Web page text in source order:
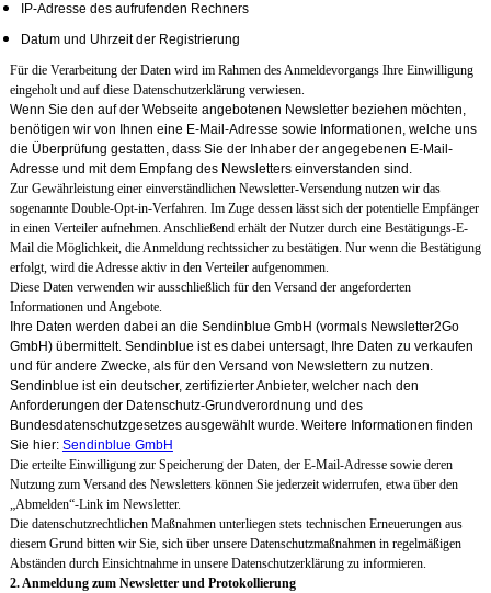
IP-Adresse des aufrufenden Rechners
Datum und Uhrzeit der Registrierung
Für die Verarbeitung der Daten wird im Rahmen des Anmeldevorgangs Ihre Einwilligung
eingeholt und auf diese Datenschutzerklärung verwiesen.
Wenn Sie den auf der Webseite angebotenen Newsletter beziehen möchten,
benötigen wir von Ihnen eine E-Mail-Adresse sowie Informationen, welche uns
die Überprüfung gestatten, dass Sie der Inhaber der angegebenen E-Mail-
Adresse und mit dem Empfang des Newsletters einverstanden sind.
Zur Gewährleistung einer einverständlichen Newsletter-Versendung nutzen wir das
sogenannte Double-Opt-in-Verfahren. Im Zuge dessen lässt sich der potentielle Empfänger
in einen Verteiler aufnehmen. Anschließend erhält der Nutzer durch eine Bestätigungs-E-
Mail die Möglichkeit, die Anmeldung rechtssicher zu bestätigen. Nur wenn die Bestätigung
erfolgt, wird die Adresse aktiv in den Verteiler aufgenommen.
Diese Daten verwenden wir ausschließlich für den Versand der angeforderten
Informationen und Angebote.
Ihre Daten werden dabei an die Sendinblue GmbH (vormals Newsletter2Go
GmbH) übermittelt. Sendinblue ist es dabei untersagt, Ihre Daten zu verkaufen
und für andere Zwecke, als für den Versand von Newslettern zu nutzen.
Sendinblue ist ein deutscher, zertifizierter Anbieter, welcher nach den
Anforderungen der Datenschutz-Grundverordnung und des
Bundesdatenschutzgesetzes ausgewählt wurde. Weitere Informationen finden
Sie hier: Sendinblue GmbH
Die erteilte Einwilligung zur Speicherung der Daten, der E-Mail-Adresse sowie deren
Nutzung zum Versand des Newsletters können Sie jederzeit widerrufen, etwa über den
„Abmelden“-Link im Newsletter.
Die datenschutzrechtlichen Maßnahmen unterliegen stets technischen Erneuerungen aus
diesem Grund bitten wir Sie, sich über unsere Datenschutzmaßnahmen in regelmäßigen
Abständen durch Einsichtnahme in unsere Datenschutzerklärung zu informieren.
2. Anmeldung zum Newsletter und Protokollierung